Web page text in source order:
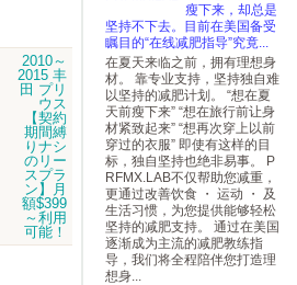
瘦下来，却总是
坚持不下去。目前在美国备受
瞩目的“在线减肥指导”究竟...
在夏天来临之前，拥有理想身
材。 靠专业支持，坚持独自难
以坚持的减肥计划。 “想在夏
天前瘦下来” “想在旅行前让身
材紧致起来” “想再次穿上以前
穿过的衣服” 即使有这样的目
标，独自坚持也绝非易事。 P
RFMX.LAB不仅帮助您减重，
更通过改善饮食 ・ 运动 ・ 及
生活习惯，为您提供能够轻松
坚持的减肥支持。 通过在美国
逐渐成为主流的减肥教练指
导，我们将全程陪伴您打造理
想身...